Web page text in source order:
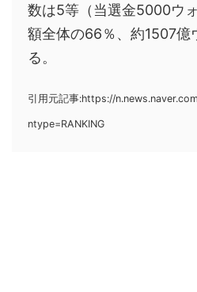
数は5等（当選金5000ウ
額全体の66％、約1507億
る。
引用元記事:https://
ntype=RANKING